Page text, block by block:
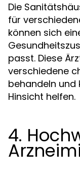
Die
für
können sich
passt. Diese
verschiedene
behandeln und
Hinsicht helfen.
4.